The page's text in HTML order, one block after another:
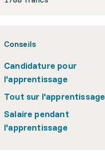
Conseils
Candidature pour
l'apprentissage
Tout sur l'apprentissage
Salaire pendant
l'apprentissage